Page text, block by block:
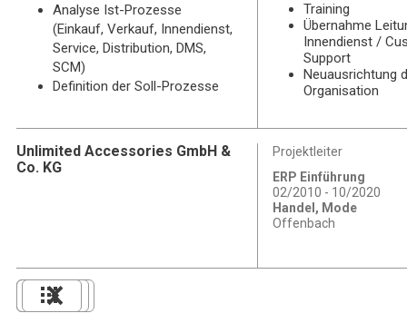
Analyse Ist-Prozesse
(Einkauf, Verkauf, Innendienst,
Service, Distribution, DMS,
SCM)
Definition der Soll-Prozesse
Training
Übernahme
Innendienst /
Support
Neuausrichtung
Organisation
Projektleiter
ERP Einführung
02/2010 - 10/2020
Handel, Mode
Offenbach
Unlimited Accessories GmbH &
Co. KG